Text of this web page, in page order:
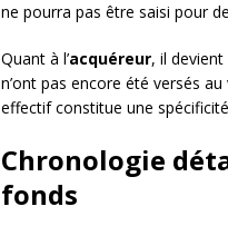
ne pourra pas être saisi pour
Quant à l’acquéreur, il
n’ont pas encore été versés
effectif constitue une
Chronologie
fonds